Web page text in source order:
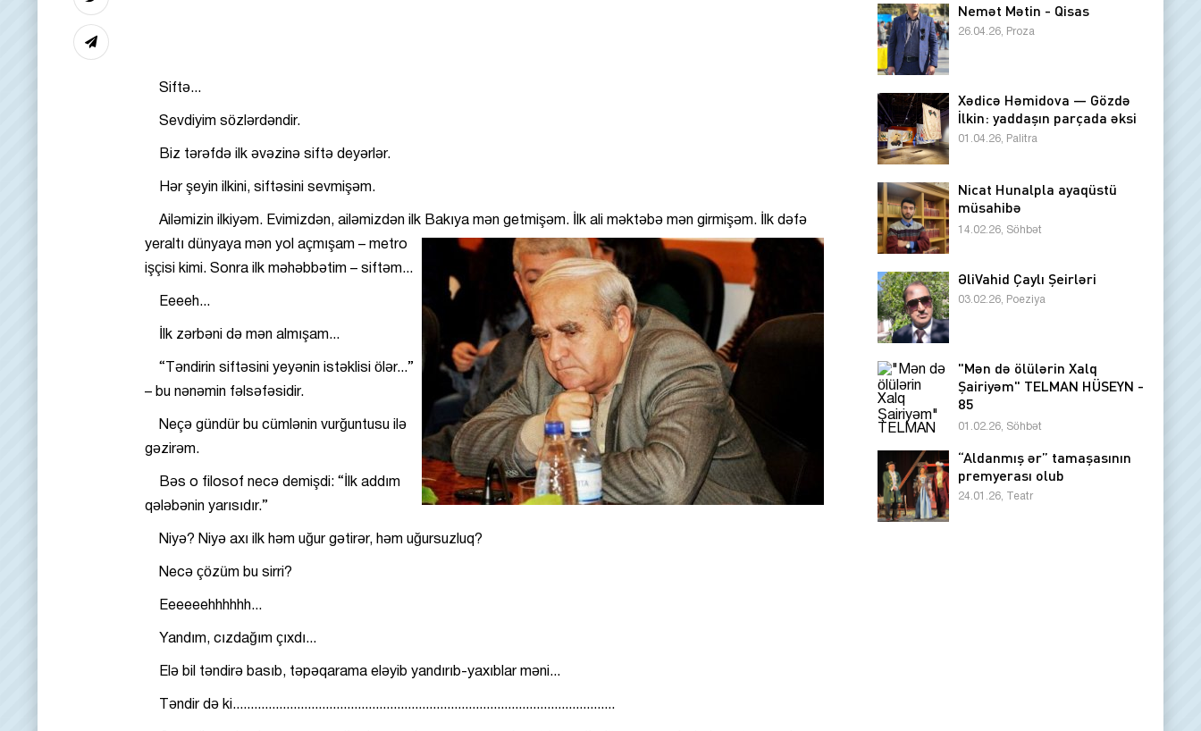
Siftə...
Sevdiyim sözlərdəndir.
Biz tərəfdə ilk əvəzinə siftə deyərlər.
Hər şeyin ilkini, siftəsini sevmişəm.
Ailəmizin ilkiyəm. Evimizdən, ailəmizdən ilk Bakıya mən getmişəm. İlk ali məktəbə mən girmişəm. İlk dəfə
yeraltı dünyaya mən yol açmışam – metro
işçisi kimi. Sonra ilk məhəbbətim – siftəm...
Eeeeh...
İlk zərbəni də mən almışam...
“Təndirin siftəsini yeyənin istəklisi ölər...”
– bu nənəmin fəlsəfəsidir.
Neçə gündür bu cümlənin vurğuntusu ilə
gəzirəm.
Bəs o filosof necə demişdi: “İlk addım
qələbənin yarısıdır.”
Niyə? Niyə axı ilk həm uğur gətirər, həm uğursuzluq?
Necə çözüm bu sirri?
Eeeeeehhhhhh...
Yandım, cızdağım çıxdı...
Elə bil təndirə basıb, təpəqarama eləyib yandırıb-yaxıblar məni...
Təndir də ki...........................................................................................................
Nemət Mətin - Qisas
26.04.26, Proza
Xədicə Həmidova — Gözdə
İlkin: yaddaşın parçada əksi
01.04.26, Palitra
Nicat Hunalpla ayaqüstü
müsahibə
14.02.26, Söhbət
ƏliVahid Çaylı Şeirləri
03.02.26, Poeziya
"Mən də ölülərin Xalq
Şairiyəm" TELMAN HÜSEYN -
85
01.02.26, Söhbət
“Aldanmış ər” tamaşasının
premyerası olub
24.01.26, Teatr